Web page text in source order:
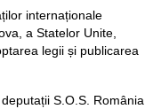
internaționale
a Statelor Unite,
legii și publicarea
S.O.S. România